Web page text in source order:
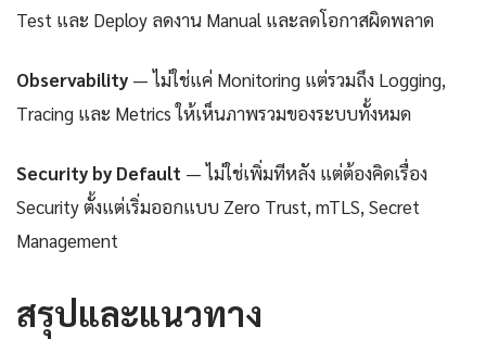
Test และ Deploy ลดงาน Manual และลดโอกาสผิดพลาด
Observability — ไม่ใช่แค่ Monitoring แต่รวมถึง Logging,
Tracing และ Metrics ให้เห็นภาพรวมของระบบทั้งหมด
Security by Default — ไม่ใช่เพิ่มทีหลัง แต่ต้องคิดเรื่อง
Security ตั้งแต่เริ่มออกแบบ Zero Trust, mTLS, Secret
Management
สรุปและแนวทาง